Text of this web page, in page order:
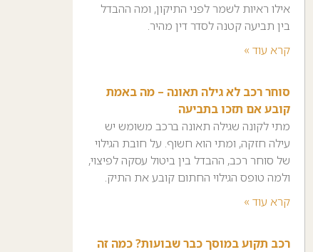
אילו ראיות לשמר לפני התיקון, ומה ההבדל
בין תביעה קטנה לסדר דין מהיר.
קרא עוד »
סוחר רכב לא גילה תאונה – מה באמת
קובע אם תזכו בתביעה
מתי לקונה שגילה תאונה ברכב משומש יש
עילה חזקה, ומתי הוא חשוף. על חובת הגילוי
של סוחר רכב, ההבדל בין ביטול עסקה לפיצוי,
ולמה טופס הגילוי החתום קובע את התיק.
קרא עוד »
רכב תקוע במוסך כבר שבועות? כמה זה